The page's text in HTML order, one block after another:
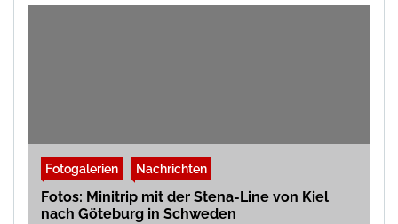
Fotogalerien Nachrichten
Fotos: Minitrip mit der Stena-Line von Kiel
nach Göteburg in Schweden